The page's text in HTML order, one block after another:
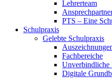
Lehrerteam
PTS – Eine
Schulpraxis
Gelebte Schulpraxis
Fachbereiche
Unverbindliche
Digitale